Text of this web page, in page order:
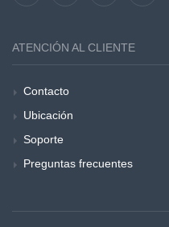
ATENCIÓN AL CLIENTE
Contacto
Ubicación
Soporte
Preguntas frecuentes